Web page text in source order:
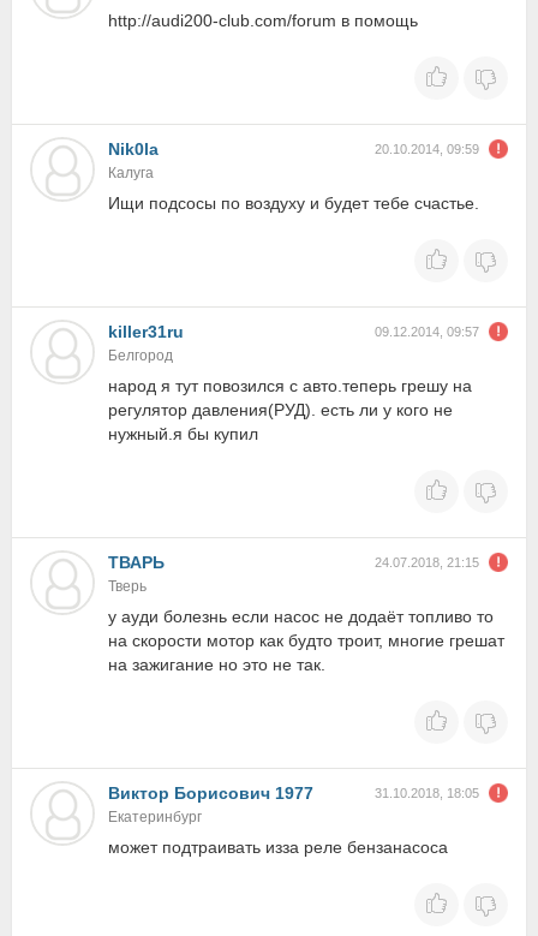
http://audi200-club.com/forum в помощь
Nik0la 20.10.2014, 09:59
Калуга
Ищи подсосы по воздуху и будет тебе счастье.
killer31ru 09.12.2014, 09:57
Белгород
народ я тут повозился с авто.теперь грешу на
регулятор давления(РУД). есть ли у кого не
нужный.я бы купил
ТВАРЬ 24.07.2018, 21:15
Тверь
у ауди болезнь если насос не додаёт топливо то
на скорости мотор как будто троит, многие грешат
на зажигание но это не так.
Виктор Борисович 1977 31.10.2018, 18:05
Екатеринбург
может подтраивать изза реле бензанасоса